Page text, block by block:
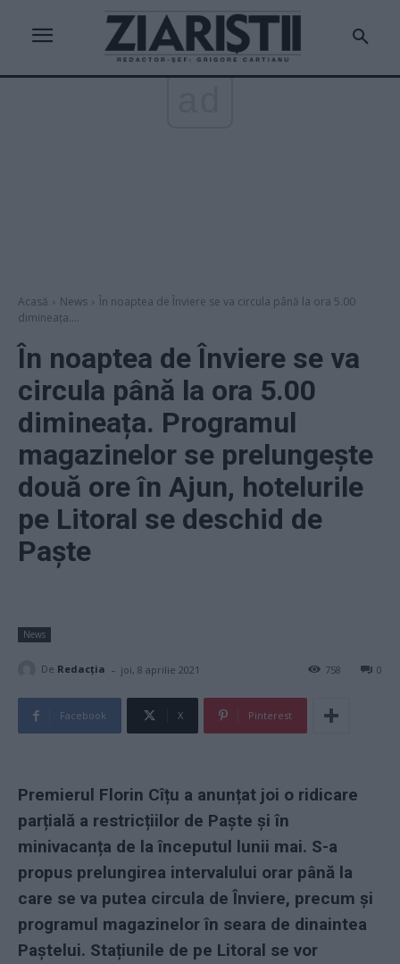
Acasă News
În noaptea de Înviere se va circula până la ora 5.00
dimineața....
În noaptea de Înviere se va
circula până la ora 5.00
dimineața. Programul
magazinelor se prelungește
două ore în Ajun, hotelurile
pe Litoral se deschid de
Paște
News
De Redacţia - joi, 8 aprilie 2021 0
758
Facebook X Pinterest
Premierul Florin Cîțu a anunțat joi o ridicare
parțială a restricțiilor de Paște și în
minivacanța de la începutul lunii mai. S-a
propus prelungirea intervalului orar până la
care se va putea circula de Înviere, precum și
programul magazinelor în seara de dinaintea
Paștelui. Stațiunile de pe Litoral se vor